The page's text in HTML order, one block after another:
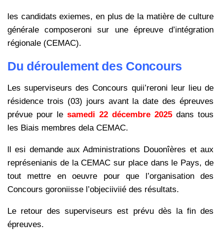
les candidats exiemes, en plus de la matière de culture
générale composeroni sur une épreuve d’intégration
régionale (CEMAC).
Du déroulement des Concours
Les superviseurs des Concours quii’reroni leur lieu de
résidence trois (03) jours avant la date des épreuves
prévue pour le samedi 22 décembre 2025 dans tous
les Biais membres dela CEMAC.
ll esi demande aux Administrations Douonîères et aux
représenianis de la CEMAC sur place dans le Pays, de
tout mettre en oeuvre pour que l’organisation des
Concours goroniisse l’objeciiviié des résultats.
Le retour des superviseurs est prévu dès la fin des
épreuves.